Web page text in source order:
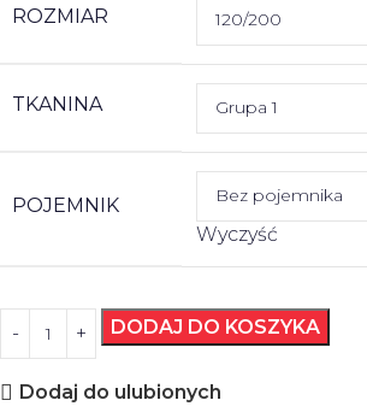
ROZMIAR
TKANINA
POJEMNIK
Wyczyść
DODAJ DO KOSZYKA
Dodaj do ulubionych